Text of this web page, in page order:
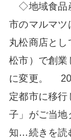
◇地域食品
市のマルマツ
丸松商店とし
松市）で創業
に変更。
定都市に移行
子」がご当地
知…続きを読